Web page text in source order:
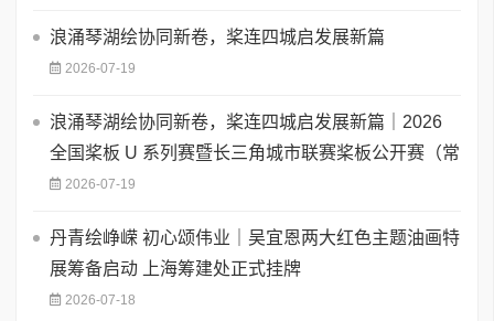
浪涌琴湖绘协同新卷，桨连四城启发展新篇
2026-07-19
浪涌琴湖绘协同新卷，桨连四城启发展新篇｜2026
全国桨板 U 系列赛暨长三角城市联赛桨板公开赛（常
2026-07-19
丹青绘峥嵘 初心颂伟业｜吴宜恩两大红色主题油画特
展筹备启动 上海筹建处正式挂牌
2026-07-18